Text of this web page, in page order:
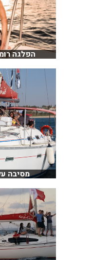
הפלגה
מסיבה